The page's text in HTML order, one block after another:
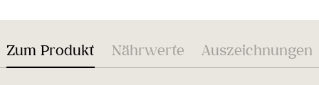
Zum Produkt Nährwerte Auszeichnungen